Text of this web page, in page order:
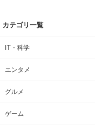
カテゴリ一覧
IT・科学
エンタメ
グルメ
ゲーム